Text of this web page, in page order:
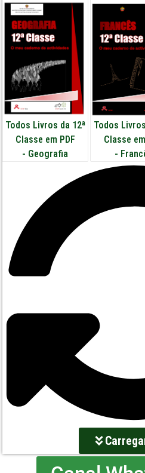
Todos Livros da 12ª
Classe em PDF
- Geografia
Todos
Classe
-